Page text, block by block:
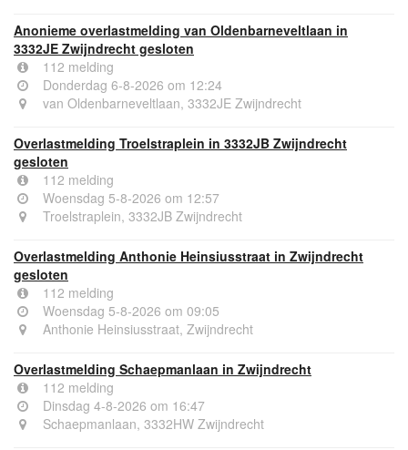
Anonieme overlastmelding van Oldenbarneveltlaan in
3332JE Zwijndrecht gesloten
112 melding
Donderdag 6-8-2026 om 12:24
van Oldenbarneveltlaan, 3332JE Zwijndrecht
Overlastmelding Troelstraplein in 3332JB Zwijndrecht
gesloten
112 melding
Woensdag 5-8-2026 om 12:57
Troelstraplein, 3332JB Zwijndrecht
Overlastmelding Anthonie Heinsiusstraat in Zwijndrecht
gesloten
112 melding
Woensdag 5-8-2026 om 09:05
Anthonie Heinsiusstraat, Zwijndrecht
Overlastmelding Schaepmanlaan in Zwijndrecht
112 melding
Dinsdag 4-8-2026 om 16:47
Schaepmanlaan, 3332HW Zwijndrecht